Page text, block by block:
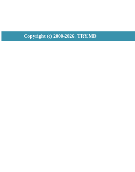
Copyright (с) 2000-2026, TRY.MD